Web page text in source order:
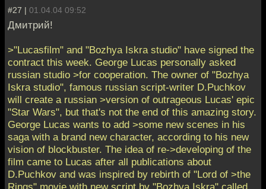
#27 | 01.04.04 09:52
Дмитрий!
>"Lucasfilm" and "Bozhya Iskra studio" have signed the
contract this week. George Lucas personally asked
russian studio >for cooperation. The owner of "Bozhya
Iskra studio", famous russian script-writer D.Puchkov
will create a russian >version of outrageous Lucas' epic
"Star Wars", but that's not the end of this amazing story.
George Lucas wants to add >some new scenes in his
saga with a brand new character, according to his new
vision of blockbuster. The idea of re->developing of the
film came to Lucas after all publications about
D.Puchkov and was inspired by rebirth of "Lord of >the
Rings" movie with new script by "Bozhya Iskra" called